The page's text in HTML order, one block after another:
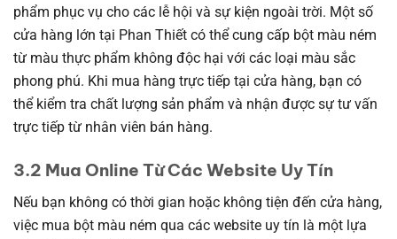
phẩm phục vụ cho các lễ hội và sự kiện ngoài trời. Một số
cửa hàng lớn tại Phan Thiết có thể cung cấp bột màu ném
từ màu thực phẩm không độc hại với các loại màu sắc
phong phú. Khi mua hàng trực tiếp tại cửa hàng, bạn có
thể kiểm tra chất lượng sản phẩm và nhận được sự tư vấn
trực tiếp từ nhân viên bán hàng.
3.2 Mua Online Từ Các Website Uy Tín
Nếu bạn không có thời gian hoặc không tiện đến cửa hàng,
việc mua bột màu ném qua các website uy tín là một lựa